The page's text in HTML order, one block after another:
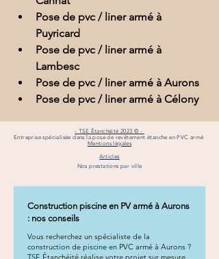
Pose de pvc / liner armé à
Puyricard
Pose de pvc / liner armé à
Lambesc
Pose de pvc / liner armé à Aurons
Pose de pvc / liner armé à Célony
- TSE Étanchéité 2023 © -
Entreprise spécialisée dans la pose de revêtement étanche en PVC armé
Mentions légales
Articles
Nos prestations par ville
Construction piscine en PV armé à Aurons
: nos conseils
Vous recherchez un spécialiste de la
construction de piscine en PVC armé à Aurons ?
TSE Étanchéité réalise votre projet sur mesure